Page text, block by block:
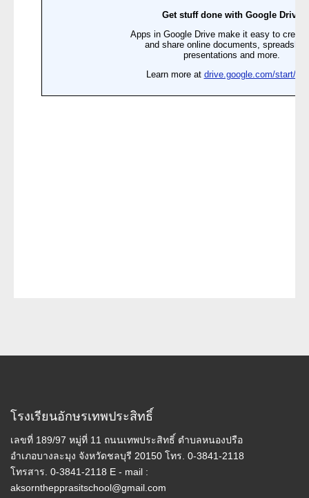
โรงเรียนอักษรเทพประสิทธิ์
เลขที่ 189/97 หมู่ที่ 11 ถนนเทพประสิทธิ์ ตำบลหนองปรือ
อำเภอบางละมุง จังหวัดชลบุรี 20150 โทร. 0-3841-2118
โทรสาร. 0-3841-2118 E - mail :
aksornthepprasitschool@gmail.com